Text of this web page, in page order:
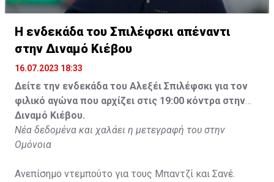
Η ενδεκάδα του Σπιλέφσκι απέναντι
στην Διναμό Κιέβου
16.07.2023 18:33
Δείτε την ενδεκάδα του Αλεξέι Σπιλέφσκι για τον
φιλικό αγώνα που αρχίζει στις 19:00 κόντρα στην
Διναμό Κιέβου.
Νέα δεδομένα και χαλάει η μετεγραφή του στην
Ομόνοια
Ανεπίσημο ντεμπούτο για τους Μπαντζί και Σανέ.